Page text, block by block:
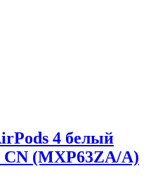
4 белый
CN (MXP63ZA/A)